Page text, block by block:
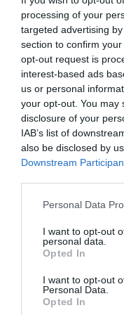
processing of your
targeted advertising
section to confirm
opt-out request is
interest-based ads
us or personal
your opt-out. You may
disclosure of your
IAB’s list of
also be disclosed by
Downstream
Personal Data
I want to opt-out
personal data.
Opted In
I want to opt-out
Personal Data.
Opted In
Físic, professor i
Dilluns 18
Els canvis seran
pensem, i més
Diuen que el
neurones.